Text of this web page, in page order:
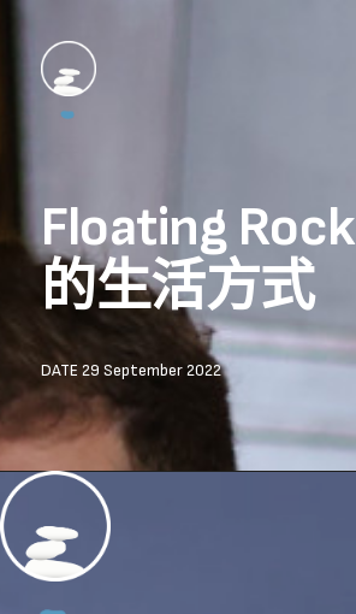
Floating Rock
的生活方式
DATE 29 September 2022